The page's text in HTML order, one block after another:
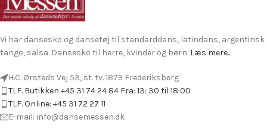
Vi har dansesko og dansetøj til standarddans, latindans, argentinsk
tango, salsa. Dansesko til herre, kvinder og børn. Læs mere..
H.C. Ørsteds Vej 53, st. tv. 1879 Frederiksberg
TLF. Butikken +45 31 74 24 84 Fra: 13: 30 til 18:00
TLF. Online: +45 31 72 27 11
E-mail: info@dansemessen.dk